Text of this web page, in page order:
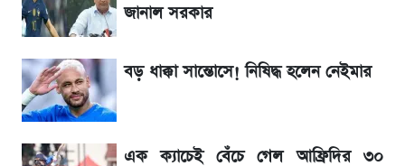
লাফিয়ে বাড়ল স্বর্ণের দাম, এক মাসের মধ্যে সর্বোচ্চ
রেকর্ড
৬ আগস্ট দেশের বাজারে স্বর্ণের দাম
জানাল সরকার
বড় ধাক্কা সান্তোসে! নিষিদ্ধ হলেন নেইমার
এক ক্যাচেই বেঁচে গেল আফ্রিদির ৩০